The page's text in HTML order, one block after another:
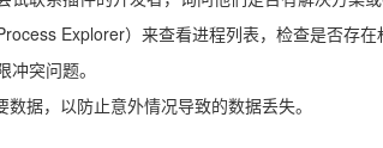
Explorer）来查看进程列表，检查是否存在
突问题。
据，以防止意外情况导致的数据丢失。